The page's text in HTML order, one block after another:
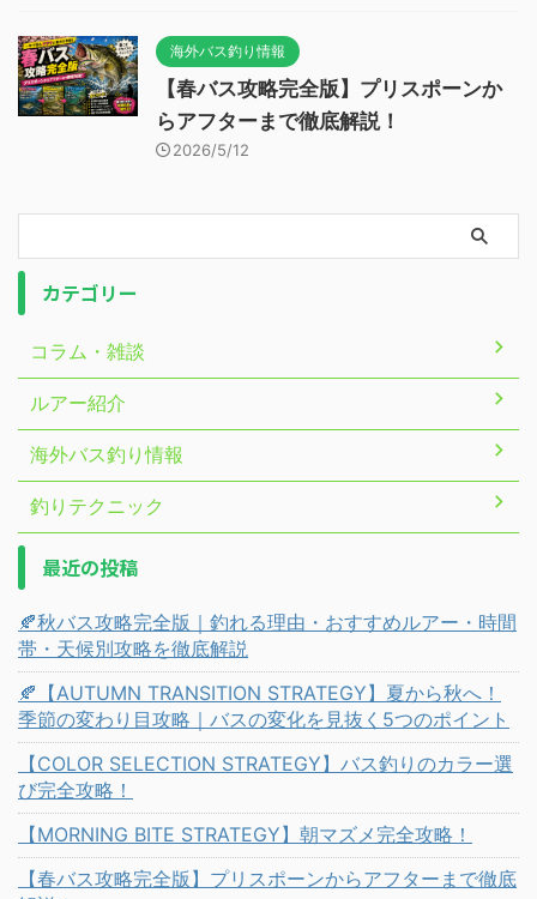
海外バス釣り情報
【春バス攻略完全版】プリスポーンか
らアフターまで徹底解説！
2026/5/12
カテゴリー
コラム・雑談
ルアー紹介
海外バス釣り情報
釣りテクニック
最近の投稿
🍂秋バス攻略完全版｜釣れる理由・おすすめルアー・時間
帯・天候別攻略を徹底解説
🍂【AUTUMN TRANSITION STRATEGY】夏から秋へ！
季節の変わり目攻略｜バスの変化を見抜く5つのポイント
【COLOR SELECTION STRATEGY】バス釣りのカラー選
び完全攻略！
【MORNING BITE STRATEGY】朝マズメ完全攻略！
【春バス攻略完全版】プリスポーンからアフターまで徹底